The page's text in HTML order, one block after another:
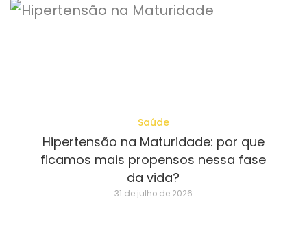
Saúde
Hipertensão na Maturidade: por que
ficamos mais propensos nessa fase
da vida?
31 de julho de 2026